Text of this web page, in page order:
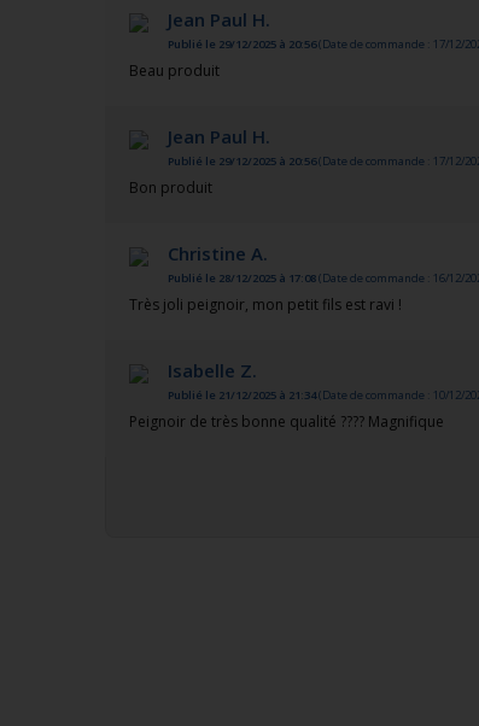
Jean Paul H.
Publié le 29/12/2025 à 20:56(Date de commande : 17/12/
Beau produit
Jean Paul H.
Publié le 29/12/2025 à 20:56(Date de commande : 17/12/
Bon produit
Christine A.
Publié le 28/12/2025 à 17:08(Date de commande : 16/12/
Très joli peignoir, mon petit fils est ravi !
Isabelle Z.
Publié le 21/12/2025 à 21:34(Date de commande : 10/12/
Peignoir de très bonne qualité ???? Magnifique